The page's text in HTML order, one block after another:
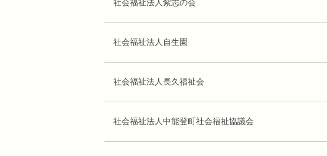
社会福祉法人紫志の会
社会福祉法人自生園
社会福祉法人長久福祉会
社会福祉法人中能登町社会福祉協議会